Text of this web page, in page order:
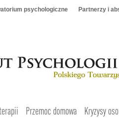
psychologiczne Partnerzy i
Przemoc domowa Kryzysy